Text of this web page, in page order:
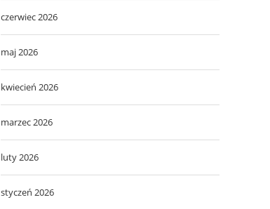
czerwiec 2026
maj 2026
kwiecień 2026
marzec 2026
luty 2026
styczeń 2026